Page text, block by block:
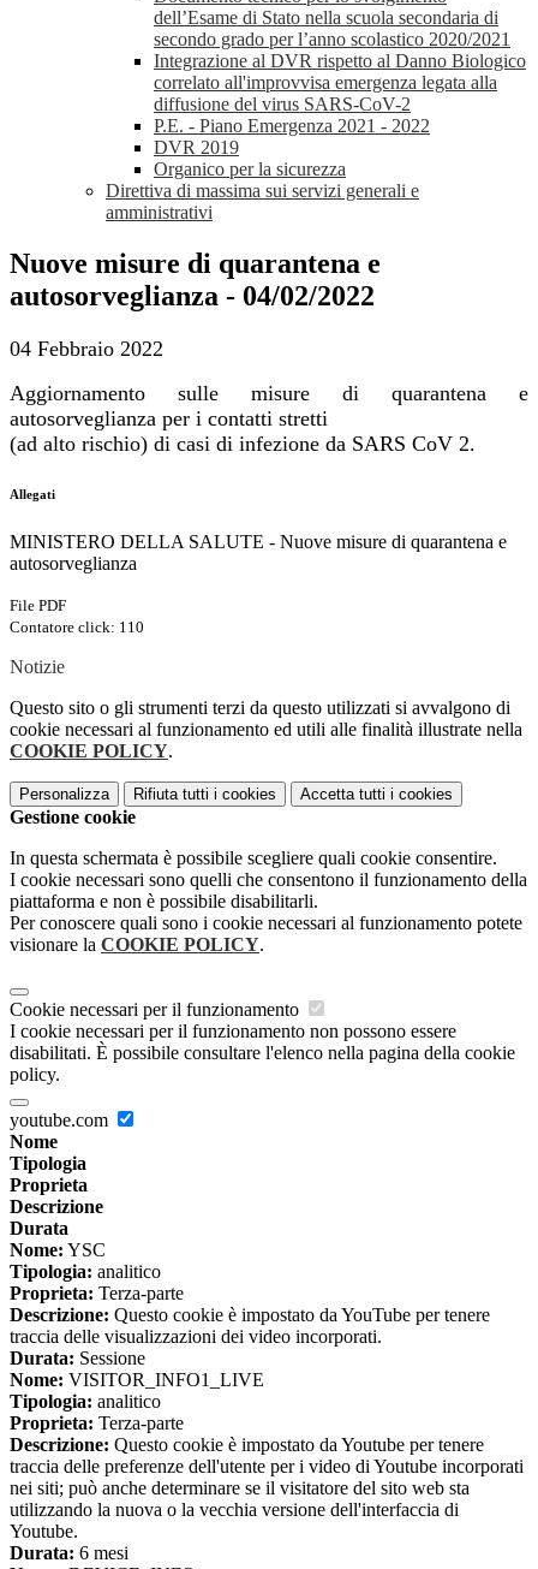
dell’Esame di Stato nella scuola secondaria di
secondo grado per l’anno scolastico 2020/2021
Integrazione al DVR rispetto al Danno Biologico
correlato all'improvvisa emergenza legata alla
diffusione del virus SARS-CoV-2
P.E. - Piano Emergenza 2021 - 2022
DVR 2019
Organico per la sicurezza
Direttiva di massima sui servizi generali e
amministrativi
Nuove misure di quarantena e
autosorveglianza - 04/02/2022
04 Febbraio 2022
Aggiornamento sulle misure di quarantena e
autosorveglianza per i contatti stretti
(ad alto rischio) di casi di infezione da SARS CoV 2.
Allegati
MINISTERO DELLA SALUTE - Nuove misure di quarantena e
autosorveglianza
File PDF
Contatore click: 110
Notizie
Questo sito o gli strumenti terzi da questo utilizzati si avvalgono di
cookie necessari al funzionamento ed utili alle finalità illustrate nella
COOKIE POLICY.
Personalizza Rifiuta tutti i cookies Accetta tutti i cookies
Gestione cookie
In questa schermata è possibile scegliere quali cookie consentire.
I cookie necessari sono quelli che consentono il funzionamento della
piattaforma e non è possibile disabilitarli.
Per conoscere quali sono i cookie necessari al funzionamento potete
visionare la COOKIE POLICY.
Cookie necessari per il funzionamento
I cookie necessari per il funzionamento non possono essere
disabilitati. È possibile consultare l'elenco nella pagina della cookie
policy.
youtube.com
Nome
Tipologia
Proprieta
Descrizione
Durata
Nome: YSC
Tipologia: analitico
Proprieta: Terza-parte
Descrizione: Questo cookie è impostato da YouTube per tenere
traccia delle visualizzazioni dei video incorporati.
Durata: Sessione
Nome: VISITOR_INFO1_LIVE
Tipologia: analitico
Proprieta: Terza-parte
Descrizione: Questo cookie è impostato da Youtube per tenere
traccia delle preferenze dell'utente per i video di Youtube incorporati
nei siti; può anche determinare se il visitatore del sito web sta
utilizzando la nuova o la vecchia versione dell'interfaccia di
Youtube.
Durata: 6 mesi